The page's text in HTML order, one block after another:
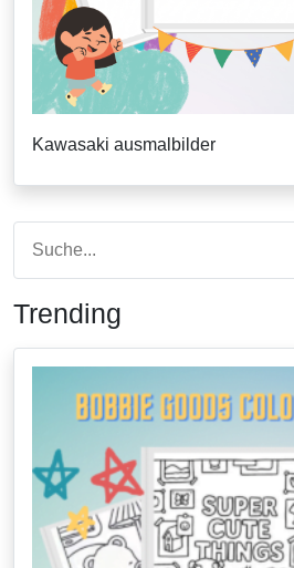
Kawasaki ausmalbilder
Trending